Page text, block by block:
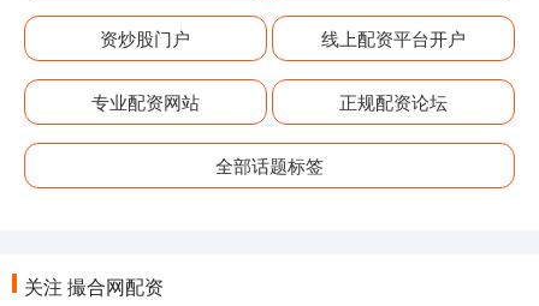
资炒股门户 线上配资平台开户
专业配资网站 正规配资论坛
全部话题标签
关注 撮合网配资